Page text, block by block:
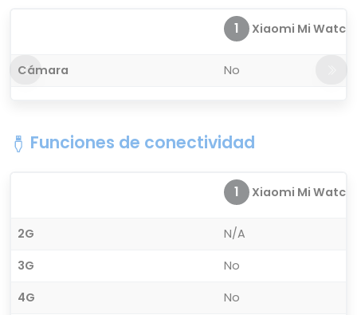
1 Xiaomi Mi Watch
Cámara No
Funciones de conectividad
1 Xiaomi Mi Watch
2G
N/A
3G
No
4G
No